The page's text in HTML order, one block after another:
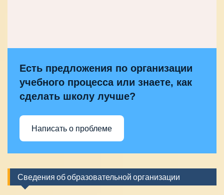
Есть предложения по организации
учебного процесса или знаете, как
сделать школу лучше?
Написать о проблеме
Сведения об образовательной организации